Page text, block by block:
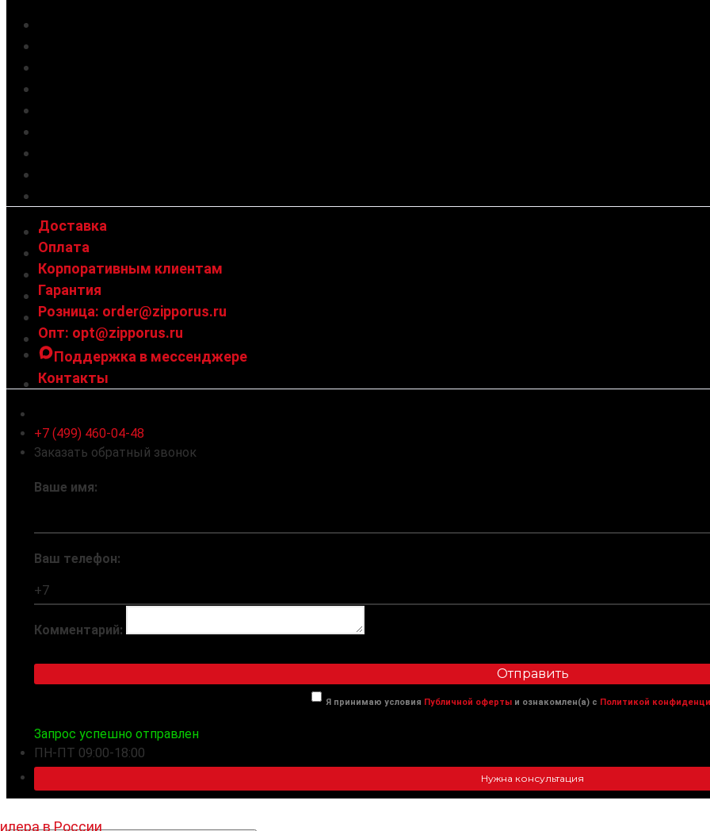
Доставка
Оплата
Корпоративным клиентам
Гарантия
Розница: order@zipporus.ru
Опт: opt@zipporus.ru
Поддержка в мессенджере
Контакты
+7 (499) 460-04-48
Заказать обратный звонок
Ваше имя:
Ваш телефон:
Комментарий:
Отправить
Я принимаю условия Публичной офертыи ознакомлен(а) с Политикой
Запрос успешно отправлен
ПН-ПТ 09:00-18:00
Нужна консультация